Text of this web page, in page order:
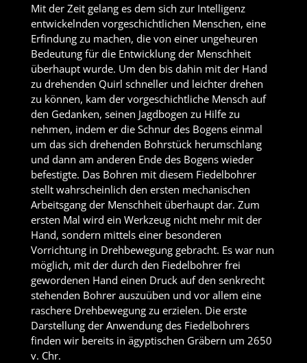
Mit der Zeit gelang es dem sich zur Intelligenz
entwickelnden vorgeschichtlichen Menschen, eine
Erfindung zu machen, die von einer ungeheuren
Bedeutung für die Entwicklung der Menschheit
überhaupt wurde. Um den bis dahin mit der Hand
zu drehenden Quirl schneller und leichter drehen
zu können, kam der vorgeschichtliche Mensch auf
den Gedanken, seinen Jagdbogen zu Hilfe zu
nehmen, indem er die Schnur des Bogens einmal
um das sich drehenden Bohrstück herumschlang
und dann am anderen Ende des Bogens wieder
befestigte. Das Bohren mit diesem Fiedelbohrer
stellt wahrscheinlich den ersten mechanischen
Arbeitsgang der Menschheit überhaupt dar. Zum
ersten Mal wird ein Werkzeug nicht mehr mit der
Hand, sondern mittels einer besonderen
Vorrichtung in Drehbewegung gebracht. Es war nun
möglich, mit der durch den Fiedelbohrer frei
gewordenen Hand einen Druck auf den senkrecht
stehenden Bohrer auszuüben und vor allem eine
raschere Drehbewegung zu erzielen. Die erste
Darstellung der Anwendung des Fiedelbohrers
finden wir bereits in ägyptischen Gräbern um 2650
v. Chr.